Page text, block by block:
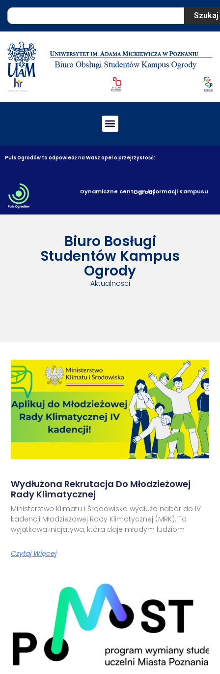
Szukaj
Puls Ogrodów to odpowiedź na Wasz apel o przejrzystość:
Dynamiczne centrum informacji Kampusu Ogrody
Biuro Bosługi
Studentów Kampus
Ogrody
Aktualności
Wydłużona Rekrutacja Do Młodzieżowej
Rady Klimatycznej
Ministerstwo Klimatu i Środowiska wydłuża nabór do IV
kadencji Młodzieżowej Rady Klimatycznej (MRK). To
wyjątkowa inicjatywa, która daje młodym ludziom
Czytaj Więcej